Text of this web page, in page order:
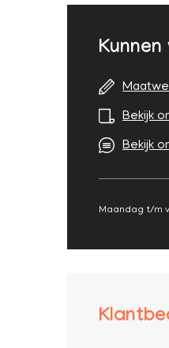
Bekijk
Bekijk
Maandag t/m